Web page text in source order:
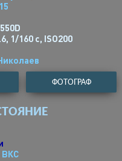
, 1/160 с, ISO200
ФОТОГРАФ
ВКС